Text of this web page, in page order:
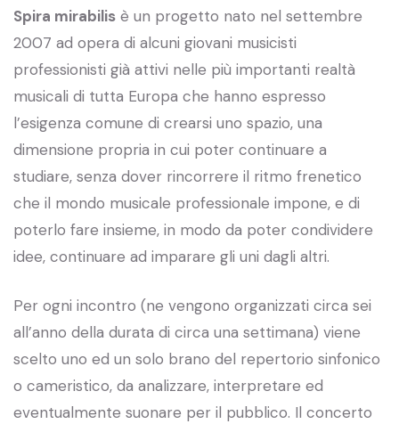
Spira mirabilis è un progetto nato nel settembre
2007 ad opera di alcuni giovani musicisti
professionisti già attivi nelle più importanti realtà
musicali di tutta Europa che hanno espresso
l’esigenza comune di crearsi uno spazio, una
dimensione propria in cui poter continuare a
studiare, senza dover rincorrere il ritmo frenetico
che il mondo musicale professionale impone, e di
poterlo fare insieme, in modo da poter condividere
idee, continuare ad imparare gli uni dagli altri.
Per ogni incontro (ne vengono organizzati circa sei
all’anno della durata di circa una settimana) viene
scelto uno ed un solo brano del repertorio sinfonico
o cameristico, da analizzare, interpretare ed
eventualmente suonare per il pubblico. Il concerto